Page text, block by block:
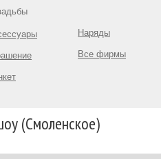
Наряды
Все фирмы
(Смоленское)